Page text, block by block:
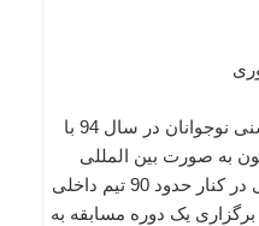
مسابقات قهرمانی کشور رده سنی نوجوانان در سال 94 با
به صورت بین المللی
برگزار شد. حضور 10 تیم خارجی در کنار حدود 90 تیم داخلی
یک دوره مسابقه به